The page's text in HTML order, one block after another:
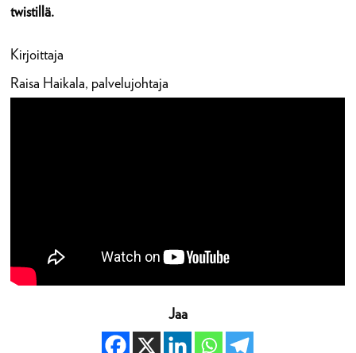
twistillä.
Kirjoittaja
Raisa Haikala, palvelujohtaja
Jaa